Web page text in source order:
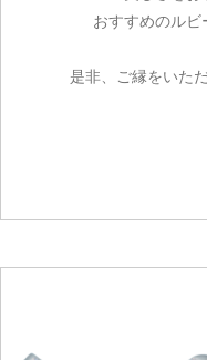
おすすめのルビ
是非、ご縁をいた